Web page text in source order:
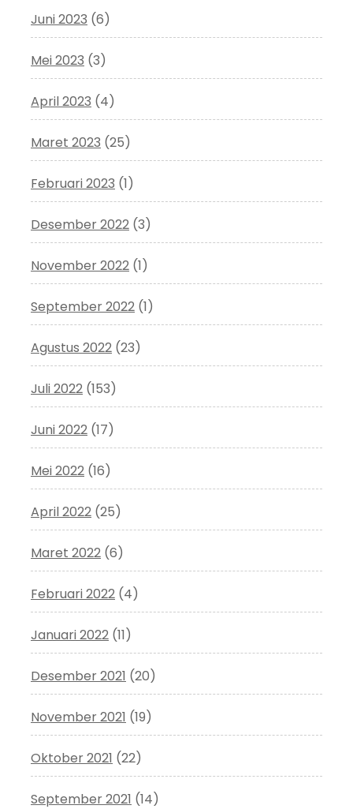
Juni 2023 (6)
Mei 2023 (3)
April 2023 (4)
Maret 2023 (25)
Februari 2023 (1)
Desember 2022 (3)
November 2022 (1)
September 2022 (1)
Agustus 2022 (23)
Juli 2022 (153)
Juni 2022 (17)
Mei 2022 (16)
April 2022 (25)
Maret 2022 (6)
Februari 2022 (4)
Januari 2022 (11)
Desember 2021 (20)
November 2021 (19)
Oktober 2021 (22)
September 2021 (14)